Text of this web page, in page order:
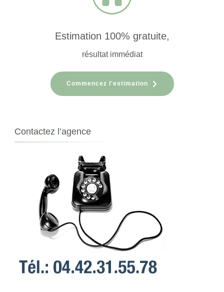
Estimation 100% gratuite,
résultat immédiat
Commencez l'estimation
Contactez l’agence